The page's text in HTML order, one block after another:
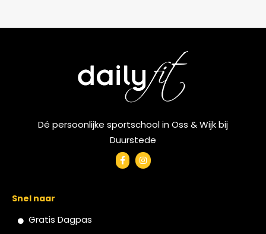
Dé persoonlijke sportschool in Oss & Wijk bij
Duurstede
Snel naar
Gratis Dagpas